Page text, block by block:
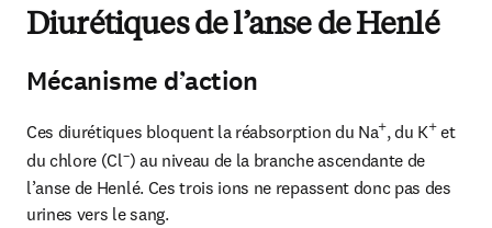
Diurétiques de l’anse de Henlé
Mécanisme d’action
Ces diurétiques bloquent la réabsorption du Na+, du K+ et
du chlore (Cl–) au niveau de la branche ascendante de
l’anse de Henlé. Ces trois ions ne repassent donc pas des
urines vers le sang.